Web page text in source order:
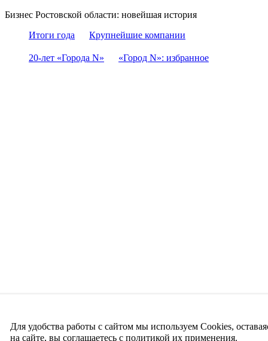
Бизнес Ростовской области: новейшая история
Итоги года
Крупнейшие компании
20-лет «Города N» «Город N»: избранное
Для удобства работы с сайтом мы используем Cookies,
на сайте, вы соглашаетесь с политикой их применения.